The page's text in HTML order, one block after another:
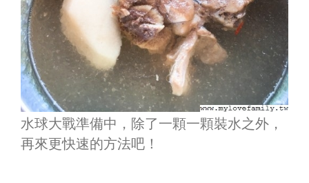
水球大戰準備中，除了一顆一顆裝水之外，
再來更快速的方法吧！